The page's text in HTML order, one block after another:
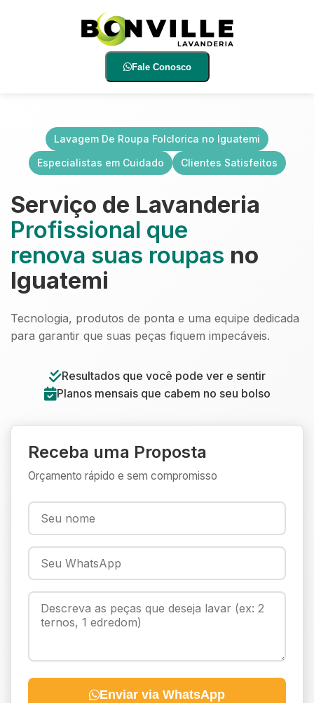
Fale Conosco
Lavagem De Roupa Folclorica no Iguatemi
Especialistas em Cuidado
Clientes Satisfeitos
Serviço de Lavanderia
Profissional que
renova suas roupas no
Iguatemi
Tecnologia, produtos de ponta e uma equipe dedicada
para garantir que suas peças fiquem impecáveis.
Resultados que você pode ver e sentir
Planos mensais que cabem no seu bolso
Receba uma Proposta
Orçamento rápido e sem compromisso
Enviar via WhatsApp